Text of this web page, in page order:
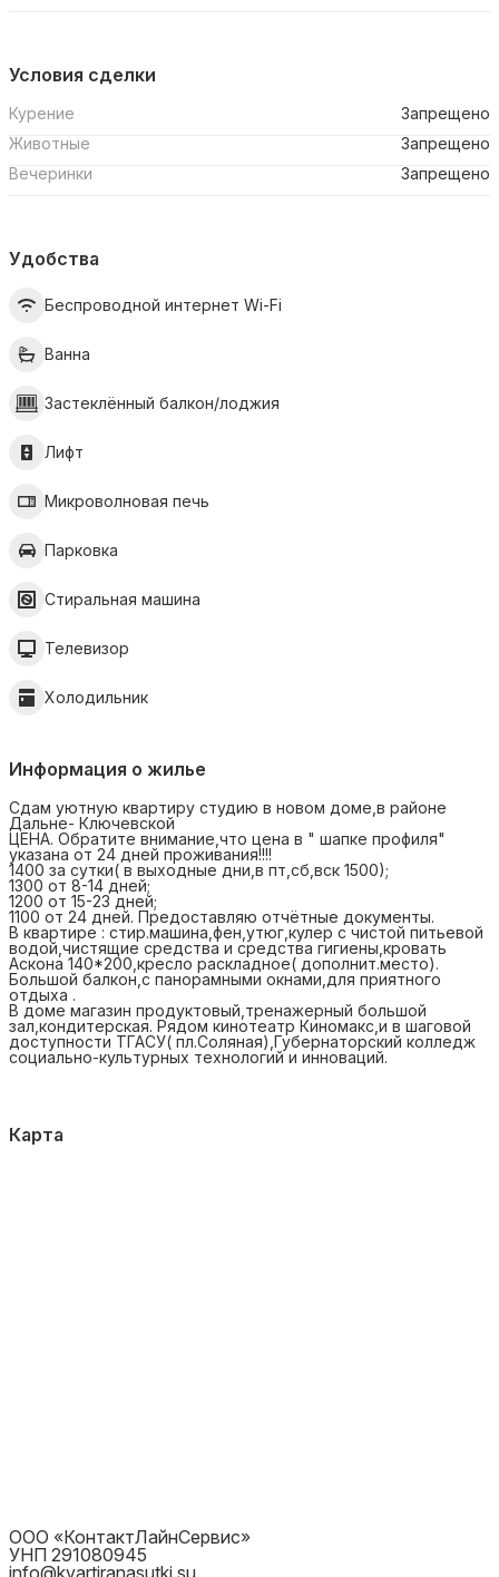
Условия сделки
Курение
Запрещено
Животные
Запрещено
Вечеринки
Запрещено
Удобства
Беспроводной интернет Wi-Fi
Ванна
Застеклённый балкон/лоджия
Лифт
Микроволновая печь
Парковка
Стиральная машина
Телевизор
Холодильник
Информация о жилье
Сдам уютную квартиру студию в новом доме,в районе
Дальне- Ключевской
ЦЕНА. Обратите внимание,что цена в " шапке профиля"
указана от 24 дней проживания!!!!
1400 за сутки( в выходные дни,в пт,сб,вск 1500);
1300 от 8-14 дней;
1200 от 15-23 дней;
1100 от 24 дней. Предоставляю отчётные документы.
В квартире : стир.машина,фен,утюг,кулер с чистой питьевой
водой,чистящие средства и средства гигиены,кровать
Аскона 140*200,кресло раскладное( дополнит.место).
Большой балкон,с панорамными окнами,для приятного
отдыха .
В доме магазин продуктовый,тренажерный большой
зал,кондитерская. Рядом кинотеатр Киномакс,и в шаговой
доступности ТГАСУ( пл.Соляная),Губернаторский колледж
социально-культурных технологий и инноваций.
Карта
ООО «КонтактЛайнСервис»
УНП 291080945
info@kvartiranasutki.su